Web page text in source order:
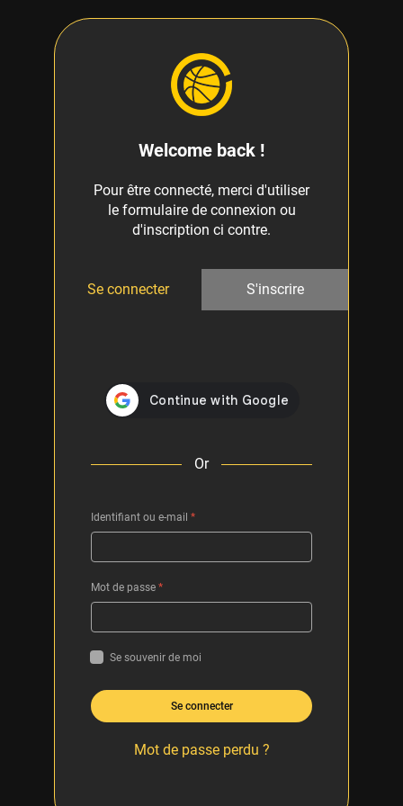
Welcome back !
Pour être connecté, merci d'utiliser
le formulaire de connexion ou
d'inscription ci contre.
Se connecter S'inscrire
Or
Identifiant ou e-mail *
Mot de passe *
Se souvenir de moi
Se connecter
Mot de passe perdu ?